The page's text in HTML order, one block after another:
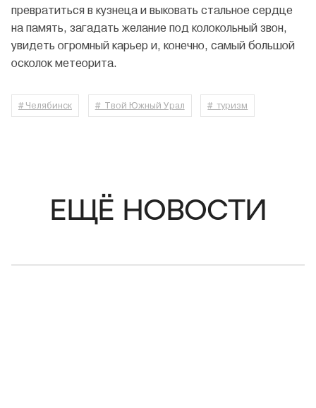
превратиться в кузнеца и выковать стальное сердце
на память, загадать желание под колокольный звон,
увидеть огромный карьер и, конечно, самый большой
осколок метеорита.
# Челябинск # Твой Южный Урал # туризм
ЕЩЁ НОВОСТИ